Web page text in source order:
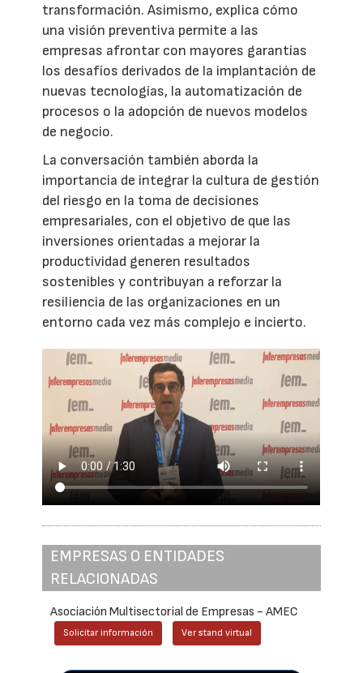
transformación. Asimismo, explica cómo
una visión preventiva permite a las
empresas afrontar con mayores garantías
los desafíos derivados de la implantación de
nuevas tecnologías, la automatización de
procesos o la adopción de nuevos modelos
de negocio.
La conversación también aborda la
importancia de integrar la cultura de gestión
del riesgo en la toma de decisiones
empresariales, con el objetivo de que las
inversiones orientadas a mejorar la
productividad generen resultados
sostenibles y contribuyan a reforzar la
resiliencia de las organizaciones en un
entorno cada vez más complejo e incierto.
EMPRESAS O ENTIDADES
RELACIONADAS
Asociación Multisectorial de Empresas - AMEC
Solicitar información Ver stand virtual